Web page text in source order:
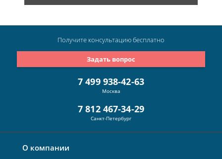
О компании
7 499 938-42-63
Москва
7 812 467-34-29
Санкт-Петербург
Задать вопрос
Получите консультациюбесплатно